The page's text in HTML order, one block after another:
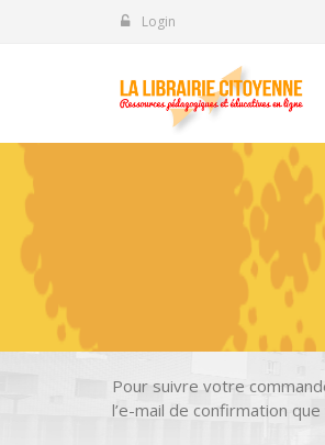
Login
Pour suivre votre
l’e-mail de confirmation